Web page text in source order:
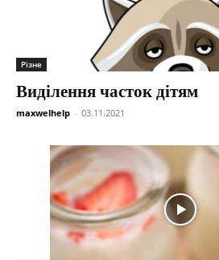
Різне
Виділення часток дітям
maxwelhelp - 03.11.2021